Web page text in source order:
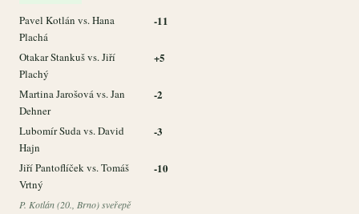
Pavel Kotlán vs. Hana
Plachá
-11
Otakar Stankuš vs. Jiří
Plachý
+5
Martina Jarošová vs. Jan
Dehner
-2
Lubomír Suda vs. David
Hajn
-3
Jiří Pantoflíček vs. Tomáš
Vrtný
-10
P. Kotlán (20., Brno) sveřepě